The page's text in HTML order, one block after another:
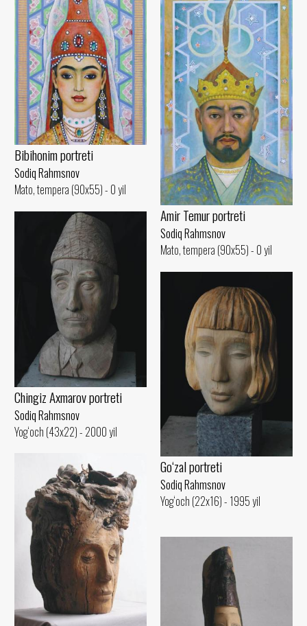
Bibihonim portreti
Sodiq Rahmsnov
Mato, tempera (90x55) - 0 yil
Amir Temur portreti
Sodiq Rahmsnov
Mato, tempera (90x55) - 0 yil
Chingiz Axmarov portreti
Sodiq Rahmsnov
Yog‘och (43x22) - 2000 yil
Go‘zal portreti
Sodiq Rahmsnov
Yog‘och (22x16) - 1995 yil